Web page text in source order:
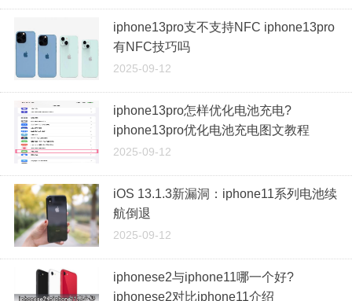
iphone13pro支不支持NFC iphone13pro
有NFC技巧吗
2025-09-12
iphone13pro怎样优化电池充电?
iphone13pro优化电池充电图文教程
2025-09-12
iOS 13.1.3新漏洞：iphone11系列电池续
航倒退
2025-09-12
iphonese2与iphone11哪一个好?
iphonese2对比iphone11介绍